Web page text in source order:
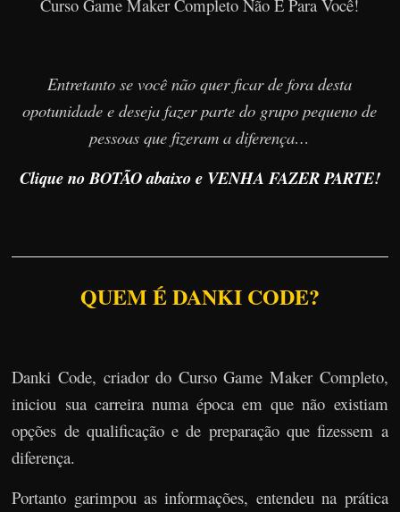
Curso Game Maker Completo Não É Para Você!
Entretanto se você não quer ficar de fora desta
opotunidade e deseja fazer parte do grupo pequeno de
pessoas que fizeram a diferença…
Clique no BOTÃO abaixo e VENHA FAZER PARTE!
QUEM É DANKI CODE?
Danki Code, criador do Curso Game Maker Completo,
iniciou sua carreira numa época em que não existiam
opções de qualificação e de preparação que fizessem a
diferença.
Portanto garimpou as informações, entendeu na prática